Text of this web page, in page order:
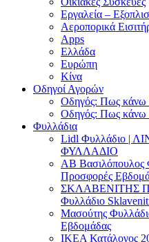
Εργαλεία –
Αεροπορικά
Apps
Ελλάδα
Ευρώπη
Κίνα
Οδηγοί Αγορών
Οδηγός: Πως κάνω
Οδηγός: Πως κάνω
Φυλλάδια
Lidl Φυλλάδιο |
ΦΥΛΛΑΔΙΟ
AB Βασιλόπουλος
Προσφορές
ΣΚΛΑΒΕΝΙΤΗΣ
Φυλλάδιο
Μασούτης
Εβδομάδας
ΙΚΕΑ Κατάλογος